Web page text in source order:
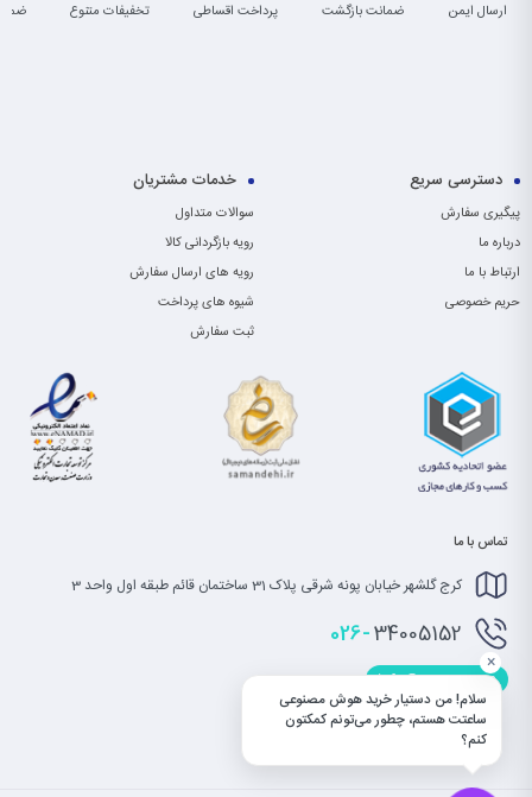
ارسال ایمن ضمانت بازگشت پرداخت اقساطی تخفیفات متنوع
دسترسی سریع
پیگیری سفارش
درباره ما
ارتباط با ما
حریم خصوصی
خدمات مشتریان
سوالات متداول
رویه بازگردانی کالا
رویه های ارسال سفارش
شیوه های پرداخت
ثبت سفارش
تماس با ما
کرج گلشهر خیابان پونه شرقی پلاک 31 ساختمان قائم طبقه اول واحد 3
026-34005152
info@saatet.com
سلام! من دستیار خرید هوش مصنوعی
ساعتت هستم، چطور می‌تونم کمکتون
کنم؟
×